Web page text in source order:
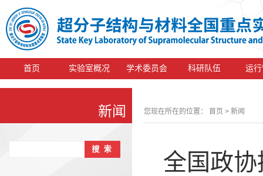
首页 实验室概况 学术委员会 科研队伍 运
新闻 您现在所在的位置： 首页 > 新闻
全国政